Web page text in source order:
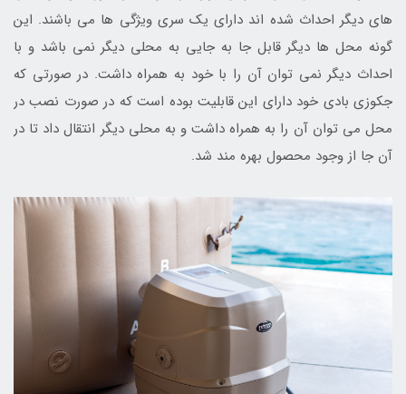
های دیگر احداث شده اند دارای یک سری ویژگی ها می باشند. این
گونه محل ها دیگر قابل جا به جایی به محلی دیگر نمی باشد و با
احداث دیگر نمی توان آن را با خود به همراه داشت. در صورتی که
جکوزی بادی خود دارای این قابلیت بوده است که در صورت نصب در
محل می توان آن را به همراه داشت و به محلی دیگر انتقال داد تا در
آن جا از وجود محصول بهره مند شد.